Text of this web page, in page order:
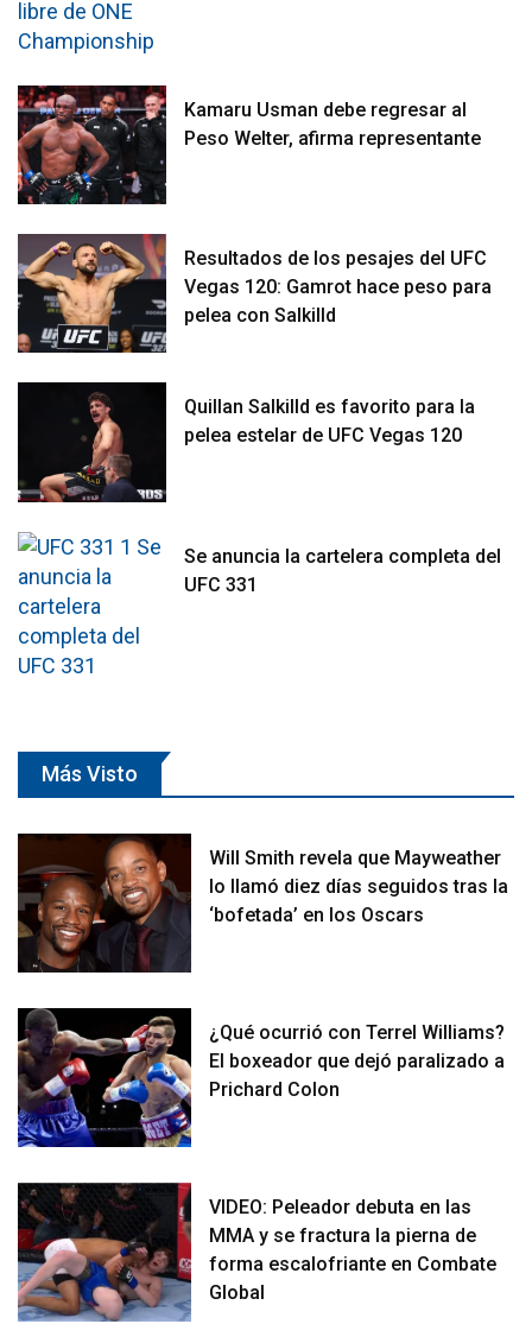
Kamaru Usman debe regresar al
Peso Welter, afirma representante
Resultados de los pesajes del UFC
Vegas 120: Gamrot hace peso para
pelea con Salkilld
Quillan Salkilld es favorito para la
pelea estelar de UFC Vegas 120
Se anuncia la cartelera completa del
UFC 331
Más Visto
Will Smith revela que Mayweather
lo llamó diez días seguidos tras la
‘bofetada’ en los Oscars
¿Qué ocurrió con Terrel Williams?
El boxeador que dejó paralizado a
Prichard Colon
VIDEO: Peleador debuta en las
MMA y se fractura la pierna de
forma escalofriante en Combate
Global